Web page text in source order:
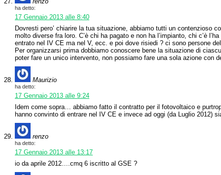
ha detto:
17 Gennaio 2013 alle 8:40
Dovresti pero’ chiarire la tua situazione, abbiamo tutti un contenzioso
molto diverse fra loro. C’è chi ha pagato e non ha l’impianto, chi c’è
entrato nel IV CE ma nel V, ecc. e poi dove risiedi ? ci sono persone
Per organizzarsi prima dobbiamo conoscere bene la situazione di
poter fare un unico intervento, non possiamo fare una sola azione con
Maurizio
ha detto:
17 Gennaio 2013 alle 9:24
Idem come sopra… abbiamo fatto il contratto per il fotovoltaico e
hanno convinto di entrare nel IV CE e invece ad oggi (da Luglio 2012)
renzo
ha detto:
17 Gennaio 2013 alle 13:17
io da aprile 2012….cmq 6 iscritto al GSE ?